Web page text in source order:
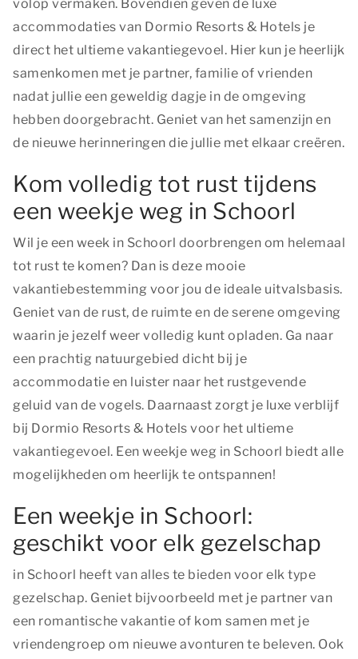
volop vermaken. Bovendien geven de luxe
accommodaties van Dormio Resorts & Hotels je
direct het ultieme vakantiegevoel. Hier kun je heerlijk
samenkomen met je partner, familie of vrienden
nadat jullie een geweldig dagje in de omgeving
hebben doorgebracht. Geniet van het samenzijn en
de nieuwe herinneringen die jullie met elkaar creëren.
Kom volledig tot rust tijdens
een weekje weg in Schoorl
Wil je een week in Schoorl doorbrengen om helemaal
tot rust te komen? Dan is deze mooie
vakantiebestemming voor jou de ideale uitvalsbasis.
Geniet van de rust, de ruimte en de serene omgeving
waarin je jezelf weer volledig kunt opladen. Ga naar
een prachtig natuurgebied dicht bij je
accommodatie en luister naar het rustgevende
geluid van de vogels. Daarnaast zorgt je luxe verblijf
bij Dormio Resorts & Hotels voor het ultieme
vakantiegevoel. Een weekje weg in Schoorl biedt alle
mogelijkheden om heerlijk te ontspannen!
Een weekje in Schoorl:
geschikt voor elk gezelschap
in Schoorl heeft van alles te bieden voor elk type
gezelschap. Geniet bijvoorbeeld met je partner van
een romantische vakantie of kom samen met je
vriendengroep om nieuwe avonturen te beleven. Ook